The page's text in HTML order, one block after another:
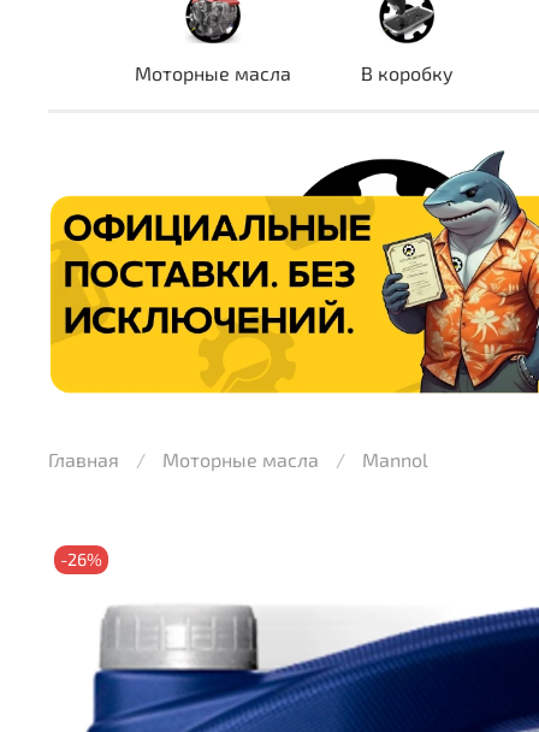
Моторные масла В коробку
Главная Моторные масла Mannol
-26%